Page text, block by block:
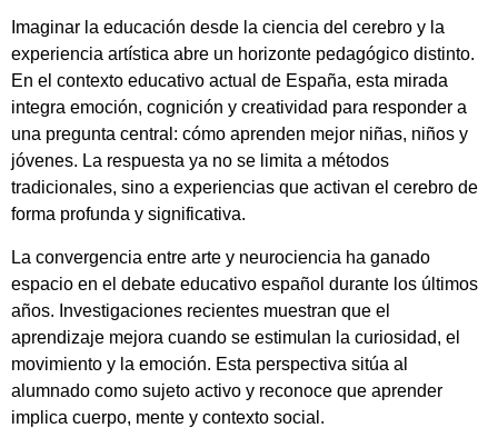
Imaginar la educación desde la ciencia del cerebro y la
experiencia artística abre un horizonte pedagógico distinto.
En el contexto educativo actual de España, esta mirada
integra emoción, cognición y creatividad para responder a
una pregunta central: cómo aprenden mejor niñas, niños y
jóvenes. La respuesta ya no se limita a métodos
tradicionales, sino a experiencias que activan el cerebro de
forma profunda y significativa.
La convergencia entre arte y neurociencia ha ganado
espacio en el debate educativo español durante los últimos
años. Investigaciones recientes muestran que el
aprendizaje mejora cuando se estimulan la curiosidad, el
movimiento y la emoción. Esta perspectiva sitúa al
alumnado como sujeto activo y reconoce que aprender
implica cuerpo, mente y contexto social.